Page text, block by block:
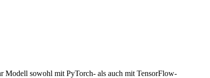
Modell sowohl mit PyTorch- als auch mit TensorFlow-